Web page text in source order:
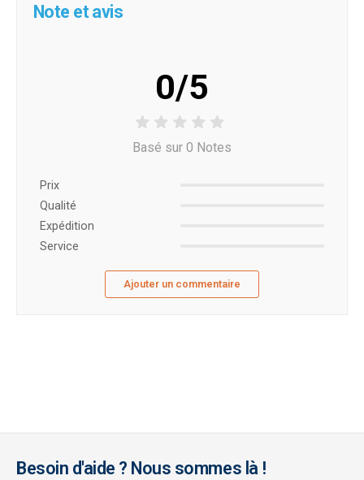
Note et avis
0/5
Basé sur 0 Notes
Prix ​​
Qualité
Expédition
Service
Ajouter un commentaire
Besoin d'aide ? Nous sommes là !